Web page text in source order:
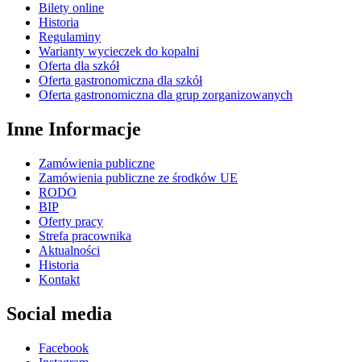
Bilety online
Historia
Regulaminy
Warianty wycieczek do kopalni
Oferta dla szkół
Oferta gastronomiczna dla szkół
Oferta gastronomiczna dla grup zorganizowanych
Inne Informacje
Zamówienia publiczne
Zamówienia publiczne ze środków UE
RODO
BIP
Oferty pracy
Strefa pracownika
Aktualności
Historia
Kontakt
Social media
Facebook